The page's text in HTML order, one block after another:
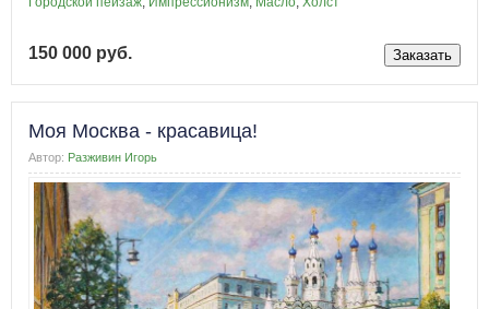
150 000 руб.
Моя Москва - красавица!
Автор: Разживин Игорь